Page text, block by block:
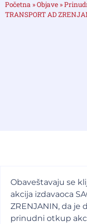
Početna »Objave »
TRANSPORT AD
Obaveštavaju se
akcija izdavaoca
ZRENJANIN, da je
prinudni otkup